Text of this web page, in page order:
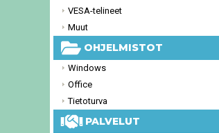
VESA-telineet
Muut
OHJELMISTOT
Windows
Office
Tietoturva
PALVELUT